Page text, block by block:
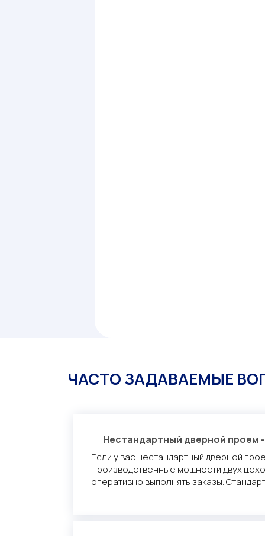
ЧАСТО ЗАДАВАЕМЫЕ
Нестандартный дверной проем
Если у вас нестандартный дверной
Производственные мощности двух
оперативно выполнять заказы.